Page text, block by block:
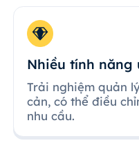
Nhiều tính năng
Trải nghiệm quản
cản, có thể điều
nhu cầu.